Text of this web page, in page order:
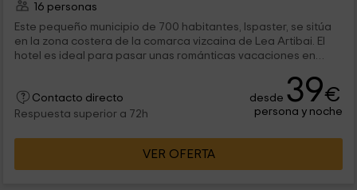
16 personas
Este pequeño municipio de 700 habitantes, Ispaster, se sitúa
en la zona costera de la comarca vizcaina de Lea Artibai. El
hotel es ideal para pasar unas románticas vacaciones en
Contacto directo
Respuesta superior a 72h
desde 39€
persona y noche
VER OFERTA